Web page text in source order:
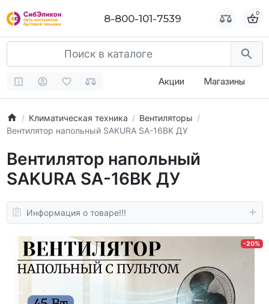
8-800-101-7539 0
Акции Магазины
Климатическая техника
Вентиляторы
Вентилятор напольный SAKURA SA-16BK ДУ
Вентилятор напольный
SAKURA SA-16BK ДУ
Информация о товаре!!!
-20%
8-800-101-7539 0